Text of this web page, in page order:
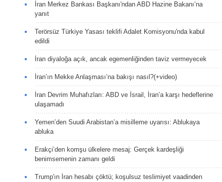
İran Merkez Bankası Başkanı'ndan ABD Hazine Bakanı’na
yanıt
Terörsüz Türkiye Yasası teklifi Adalet Komisyonu'nda kabul
edildi
İran diyaloğa açık, ancak egemenliğinden taviz vermeyecek
İran’ın Mekke Anlaşması’na bakışı nasıl?(+video)
İran Devrim Muhafızları: ABD ve İsrail, İran’a karşı hedeflerine
ulaşamadı
Yemen’den Suudi Arabistan’a misilleme uyarısı: Ablukaya
abluka
Erakçi’den komşu ülkelere mesaj: Gerçek kardeşliği
benimsemenin zamanı geldi
Trump'ın İran hesabı çöktü; koşulsuz teslimiyet vaadinden